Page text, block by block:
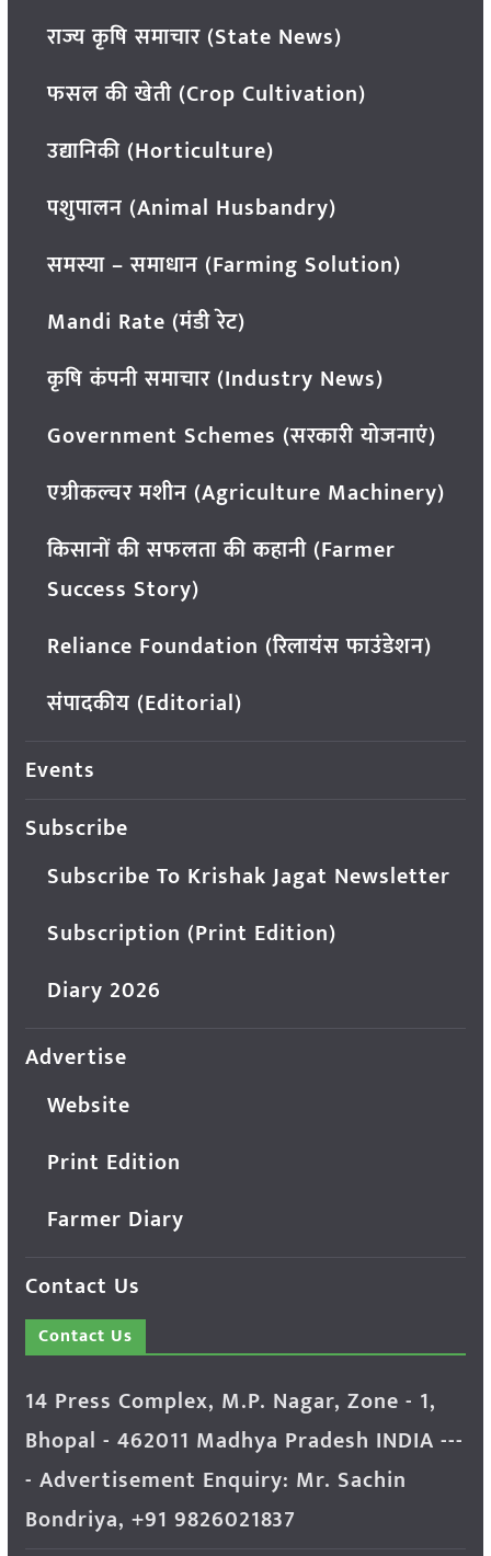
राज्य कृषि समाचार (State News)
फसल की खेती (Crop Cultivation)
उद्यानिकी (Horticulture)
पशुपालन (Animal Husbandry)
समस्या – समाधान (Farming Solution)
Mandi Rate (मंडी रेट)
कृषि कंपनी समाचार (Industry News)
Government Schemes (सरकारी योजनाएं)
एग्रीकल्चर मशीन (Agriculture Machinery)
किसानों की सफलता की कहानी (Farmer
Success Story)
Reliance Foundation (रिलायंस फाउंडेशन)
संपादकीय (Editorial)
Events
Subscribe
Subscribe To Krishak Jagat Newsletter
Subscription (Print Edition)
Diary 2026
Advertise
Website
Print Edition
Farmer Diary
Contact Us
Contact Us
14 Press Complex, M.P. Nagar, Zone - 1,
Bhopal - 462011 Madhya Pradesh INDIA ---
- Advertisement Enquiry: Mr. Sachin
Bondriya, +91 9826021837